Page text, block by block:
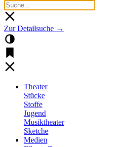
Zur Detailsuche →
Theater
Stücke
Stoffe
Jugend
Musiktheater
Sketche
Medien